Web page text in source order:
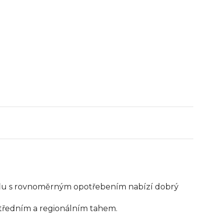
s rovnoměrným opotřebením nabízí dobrý
a regionálním tahem.